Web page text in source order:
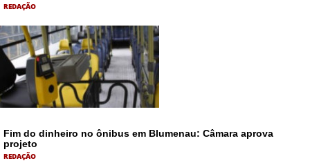
REDAÇÃO
Fim do dinheiro no ônibus em Blumenau: Câmara aprova
projeto
REDAÇÃO